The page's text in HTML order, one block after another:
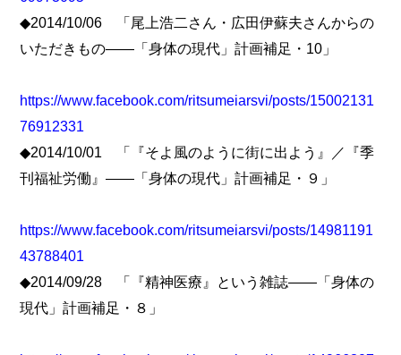
◆2014/10/06 「尾上浩二さん・広田伊蘇夫さんからの
いただきもの――「身体の現代」計画補足・10」
https://www.facebook.com/ritsumeiarsvi/posts/15002131
76912331
◆2014/10/01 「『そよ風のように街に出よう』／『季
刊福祉労働』――「身体の現代」計画補足・９」
https://www.facebook.com/ritsumeiarsvi/posts/14981191
43788401
◆2014/09/28 「『精神医療』という雑誌――「身体の
現代」計画補足・８」